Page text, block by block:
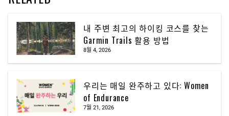
내 주변 최고의 하이킹 코스를 찾는
Garmin Trails 활용 방법
8월 4, 2026
우리는 매일 완주하고 있다: Women
of Endurance
7월 21, 2026